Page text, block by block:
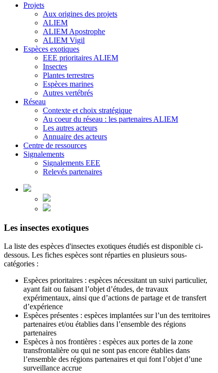
Projets
Aux origines des projets
ALIEM
ALIEM Apostrophe
ALIEM Vigil
Espèces exotiques
EEE prioritaires ALIEM
Insectes
Plantes terrestres
Espèces marines
Autres vertébrés
Réseau
Contexte et choix stratégique
Au coeur du réseau : les partenaires ALIEM
Les autres acteurs
Annuaire des acteurs
Centre de ressources
Signalements
Signalements EEE
Relevés partenaires
Les insectes exotiques
La liste des espèces d'insectes exotiques étudiés est disponible ci-
dessous. Les fiches espèces sont réparties en plusieurs sous-
catégories :
Espèces prioritaires : espèces nécessitant un suivi particulier,
ayant fait ou faisant l’objet d’études, de travaux
expérimentaux, ainsi que d’actions de partage et de transfert
d’expérience
Espèces présentes : espèces implantées sur l’un des territoires
partenaires et/ou établies dans l’ensemble des régions
partenaires
Espèces à nos frontières : espèces aux portes de la zone
transfrontalière ou qui ne sont pas encore établies dans
l’ensemble des régions partenaires et qui font l’objet d’une
surveillance accrue